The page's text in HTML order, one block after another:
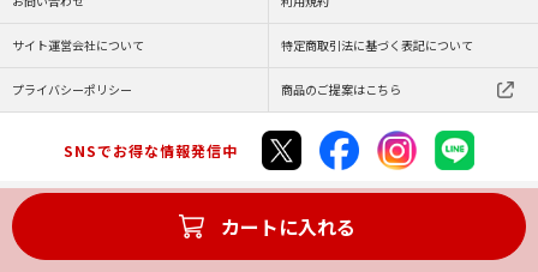
カートに入れる
サイト運営会社について 特定商取引法に基づく表記について
プライバシーポリシー 商品のご提案はこちら
SNSでお得な情報発信中